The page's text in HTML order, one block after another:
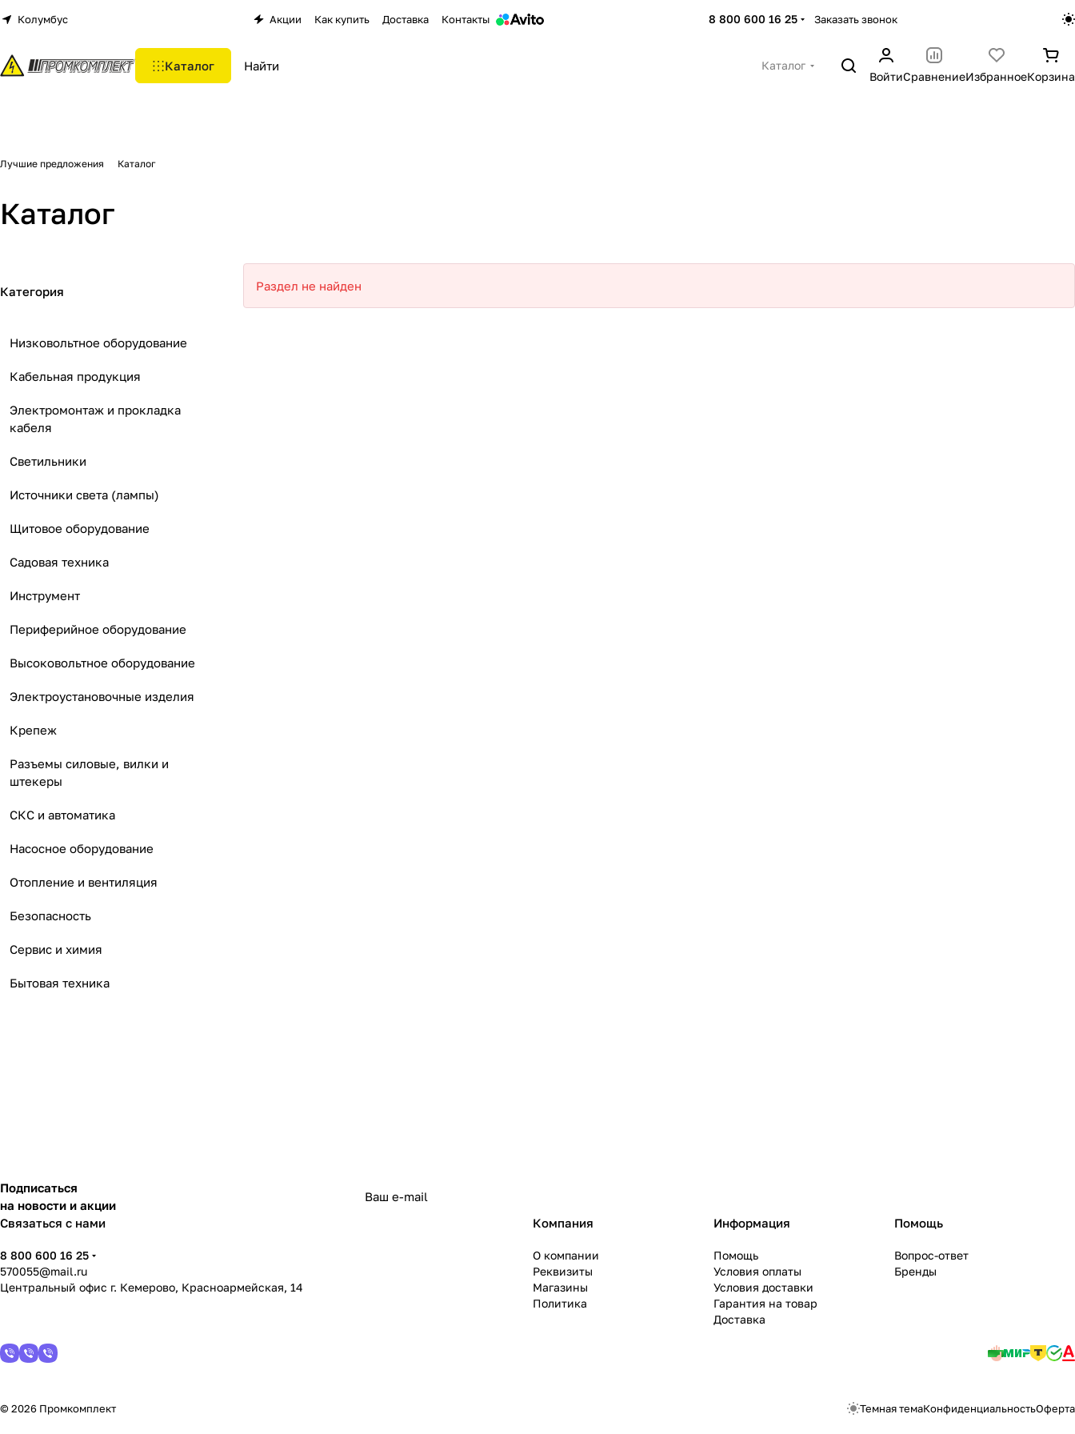
Колумбус Акции Как купить Доставка Контакты 8 800 600 16 25 Заказать звонок
Каталог
Каталог
ВойтиСравнениеИзбранноеКорзина
Лучшие предложения Каталог
Каталог
Раздел не найден
Категория
Низковольтное оборудование
Кабельная продукция
Электромонтаж и прокладка
кабеля
Светильники
Источники света (лампы)
Щитовое оборудование
Садовая техника
Инструмент
Периферийное оборудование
Высоковольтное оборудование
Электроустановочные изделия
Крепеж
Разъемы силовые, вилки и
штекеры
СКС и автоматика
Насосное оборудование
Отопление и вентиляция
Безопасность
Сервис и химия
Бытовая техника
Подписаться
на новости и акции
Связаться с нами
8 800 600 16 25
570055@mail.ru
Центральный офис г. Кемерово, Красноармейская, 14
Компания
О компании
Реквизиты
Магазины
Политика
Информация
Помощь
Условия оплаты
Условия доставки
Гарантия на товар
Доставка
Помощь
Вопрос-ответ
Бренды
© 2026 Промкомплект Темная темаКонфиденциальностьОферта